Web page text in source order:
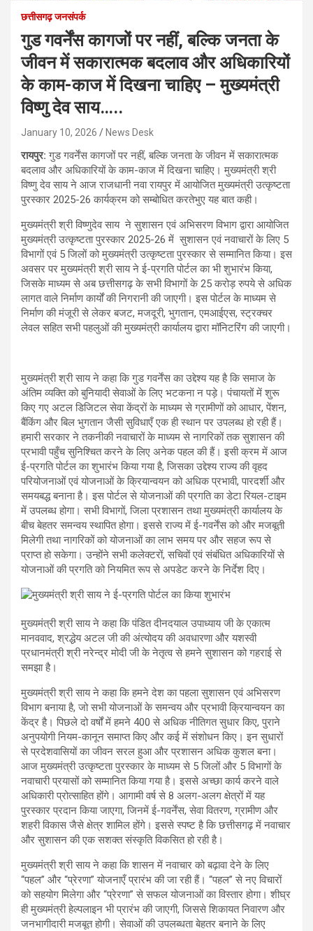
छत्तीसगढ़ जनसंपर्क
गुड गवर्नेंस कागजों पर नहीं, बल्कि जनता के
जीवन में सकारात्मक बदलाव और अधिकारियों
के काम-काज में दिखना चाहिए – मुख्यमंत्री
विष्णु देव साय…..
January 10, 2026 News Desk
रायपुर:गुड गवर्नेंस कागजों पर नहीं, बल्कि जनता के जीवन में सकारात्मक
बदलाव और अधिकारियों के काम-काज में दिखना चाहिए। मुख्यमंत्री श्री
विष्णु देव साय ने आज राजधानी नवा रायपुर में आयोजित मुख्यमंत्री उत्कृष्टता
पुरस्कार 2025-26 कार्यक्रम को सम्बोधित करतेभुए यह बात कही।
मुख्यमंत्री श्री विष्णुदेव साय ने सुशासन एवं अभिसरण विभाग द्वारा आयोजित
मुख्यमंत्री उत्कृष्टता पुरस्कार 2025-26 में सुशासन एवं नवाचारों के लिए 5
विभागों एवं 5 जिलों को मुख्यमंत्री उत्कृष्टता पुरस्कार से सम्मानित किया। इस
अवसर पर मुख्यमंत्री श्री साय ने ई-प्रगति पोर्टल का भी शुभारंभ किया,
जिसके माध्यम से अब छत्तीसगढ़ के सभी विभागों के 25 करोड़ रुपये से अधिक
लागत वाले निर्माण कार्यों की निगरानी की जाएगी। इस पोर्टल के माध्यम से
निर्माण की मंजूरी से लेकर बजट, मजदूरी, भुगतान, एमआईएस, स्ट्रक्चर
लेवल सहित सभी पहलुओं की मुख्यमंत्री कार्यालय द्वारा मॉनिटरिंग की जाएगी।
मुख्यमंत्री श्री साय ने कहा कि गुड गवर्नेंस का उद्देश्य यह है कि समाज के
अंतिम व्यक्ति को बुनियादी सेवाओं के लिए भटकना न पड़े। पंचायतों में शुरू
किए गए अटल डिजिटल सेवा केंद्रों के माध्यम से ग्रामीणों को आधार, पेंशन,
बैंकिंग और बिल भुगतान जैसी सुविधाएँ एक ही स्थान पर उपलब्ध हो रही हैं।
हमारी सरकार ने तकनीकी नवाचारों के माध्यम से नागरिकों तक सुशासन की
प्रभावी पहुँच सुनिश्चित करने के लिए अनेक पहल की हैं। इसी क्रम में आज
ई-प्रगति पोर्टल का शुभारंभ किया गया है, जिसका उद्देश्य राज्य की वृहद
परियोजनाओं एवं योजनाओं के क्रियान्वयन को अधिक प्रभावी, पारदर्शी और
समयबद्ध बनाना है। इस पोर्टल से योजनाओं की प्रगति का डेटा रियल-टाइम
में उपलब्ध होगा। सभी विभागों, जिला प्रशासन तथा मुख्यमंत्री कार्यालय के
बीच बेहतर समन्वय स्थापित होगा। इससे राज्य में ई-गवर्नेंस को और मजबूती
मिलेगी तथा नागरिकों को योजनाओं का लाभ समय पर और सहज रूप से
प्राप्त हो सकेगा। उन्होंने सभी कलेक्टरों, सचिवों एवं संबंधित अधिकारियों से
योजनाओं की प्रगति को नियमित रूप से अपडेट करने के निर्देश दिए।
मुख्यमंत्री श्री साय ने कहा कि पंडित दीनदयाल उपाध्याय जी के एकात्म
मानववाद, श्रद्धेय अटल जी की अंत्योदय की अवधारणा और यशस्वी
प्रधानमंत्री श्री नरेन्द्र मोदी जी के नेतृत्व से हमने सुशासन को गहराई से
समझा है।
मुख्यमंत्री श्री साय ने कहा कि हमने देश का पहला सुशासन एवं अभिसरण
विभाग बनाया है, जो सभी योजनाओं के समन्वय और प्रभावी क्रियान्वयन का
केंद्र है। पिछले दो वर्षों में हमने 400 से अधिक नीतिगत सुधार किए, पुराने
अनुपयोगी नियम-कानून समाप्त किए और कई में संशोधन किए। इन सुधारों
से प्रदेशवासियों का जीवन सरल हुआ और प्रशासन अधिक कुशल बना।
आज मुख्यमंत्री उत्कृष्टता पुरस्कार के माध्यम से 5 जिलों और 5 विभागों के
नवाचारी प्रयासों को सम्मानित किया गया है। इससे अच्छा कार्य करने वाले
अधिकारी प्रोत्साहित होंगे। आगामी वर्ष से 8 अलग-अलग क्षेत्रों में यह
पुरस्कार प्रदान किया जाएगा, जिनमें ई-गवर्नेंस, सेवा वितरण, ग्रामीण और
शहरी विकास जैसे क्षेत्र शामिल होंगे। इससे स्पष्ट है कि छत्तीसगढ़ में नवाचार
और सुशासन की एक सशक्त संस्कृति विकसित हो रही है।
मुख्यमंत्री श्री साय ने कहा कि शासन में नवाचार को बढ़ावा देने के लिए
“पहल” और “प्रेरणा” योजनाएँ प्रारंभ की जा रही हैं। “पहल” से नए विचारों
को सहयोग मिलेगा और “प्रेरणा” से सफल योजनाओं का विस्तार होगा। शीघ्र
ही मुख्यमंत्री हेल्पलाइन भी प्रारंभ की जाएगी, जिससे शिकायत निवारण और
जनभागीदारी मजबूत होगी। सेवाओं की उपलब्धता बेहतर बनाने के लिए